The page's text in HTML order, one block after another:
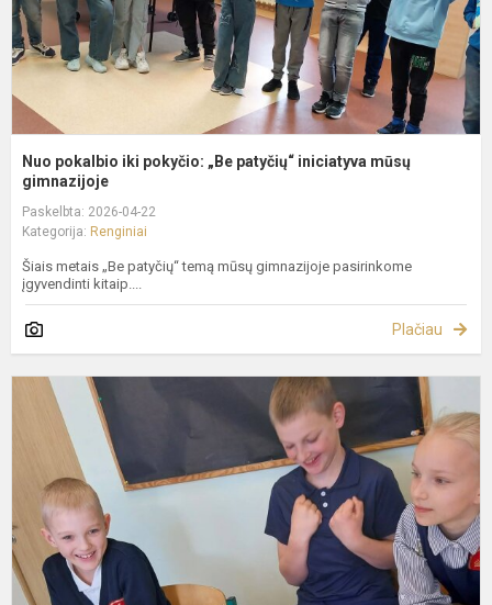
Nuo pokalbio iki pokyčio: „Be patyčių“ iniciatyva mūsų
gimnazijoje
Paskelbta: 2026-04-22
Kategorija: Renginiai
Šiais metais „Be patyčių“ temą mūsų gimnazijoje pasirinkome
įgyvendinti kitaip....
Plačiau